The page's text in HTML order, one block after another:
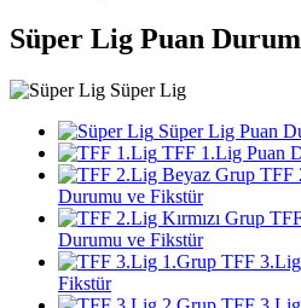
Süper Lig Puan
Süper Lig
Süper Lig Puan
TFF 1.Lig Puan
TFF
Durumu ve Fikstür
Durumu ve Fikstür
TFF
Fikstür